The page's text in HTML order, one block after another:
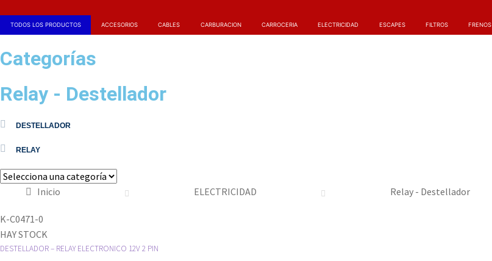
TODOS LOS PRODUCTOS ACCESORIOS CABLES CARBURACION CARROCERIA ELECTRICIDAD ESCAPES FILTROS FRENOS
Categorías
Relay - Destellador
DESTELLADOR
RELAY
Inicio ELECTRICIDAD Relay - Destellador
K-C0471-0
HAY STOCK
DESTELLADOR – RELAY ELECTRONICO 12V 2 PIN